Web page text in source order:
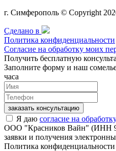
г. Симферополь © Copyright
Сделано в
Политика конфиденциальности
Согласие на обработку моих
Получить бесплатную
Заполните форму и наш
часа
заказать консультацию
Я даю согласие на
ООО "Красников Вайн" (ИНН
заявки и получения
Политика